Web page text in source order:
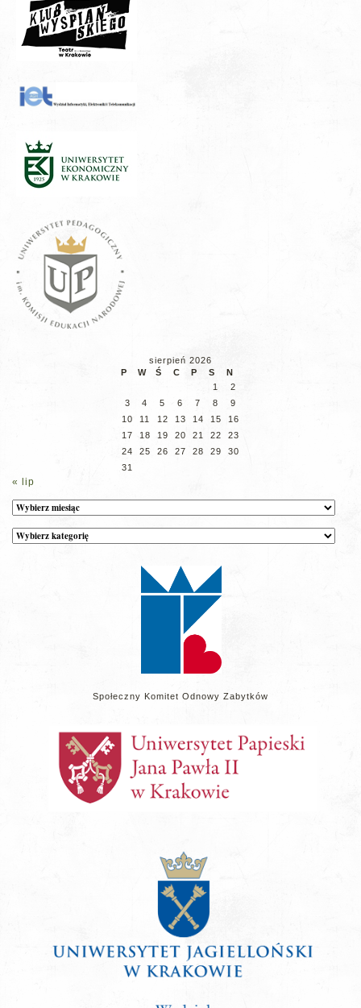
sierpień 2026
P
W Ś C P S
N
1
2
3
4 5 6 7 8
9
10
11 12 13 14 15
16
17
18 19 20 21 22
23
24
25 26 27 28 29
30
31
« lip
Archiwum
Kategorie
wpisów
Społeczny Komitet Odnowy Zabytków